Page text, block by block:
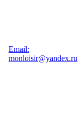
Email:
monloisir@yandex.ru